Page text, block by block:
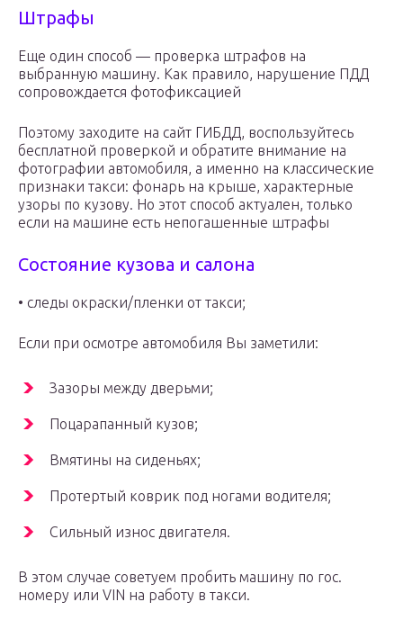
Штрафы
Еще один способ — проверка штрафов на
выбранную машину. Как правило, нарушение ПДД
сопровождается фотофиксацией
Поэтому заходите на сайт ГИБДД, воспользуйтесь
бесплатной проверкой и обратите внимание на
фотографии автомобиля, а именно на классические
признаки такси: фонарь на крыше, характерные
узоры по кузову. Но этот способ актуален, только
если на машине есть непогашенные штрафы
Состояние кузова и салона
• следы окраски/пленки от такси;
Если при осмотре автомобиля Вы заметили:
Зазоры между дверьми;
Поцарапанный кузов;
Вмятины на сиденьях;
Протертый коврик под ногами водителя;
Сильный износ двигателя.
В этом случае советуем пробить машину по гос.
номеру или VIN на работу в такси.